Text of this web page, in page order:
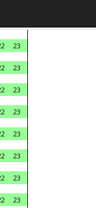
23
23
23
23
23
23
23
23